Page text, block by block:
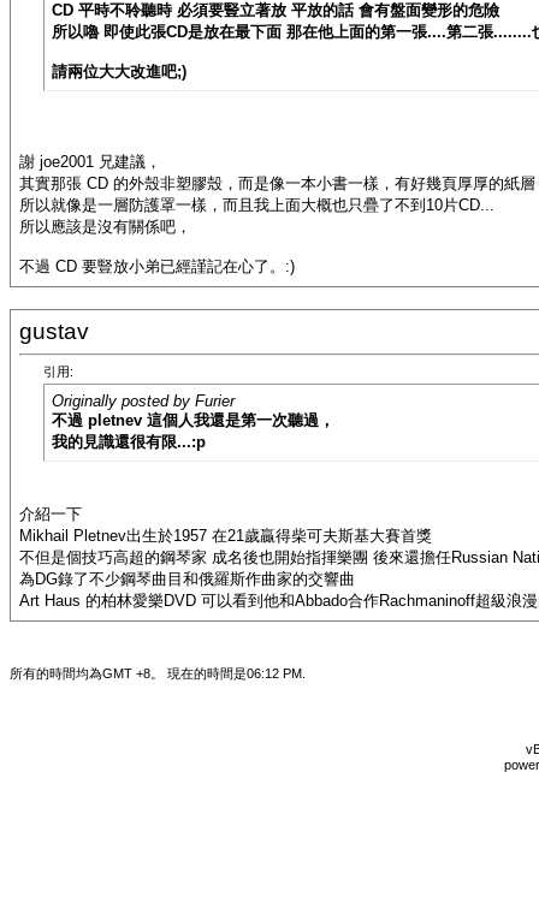
CD 平時不聆聽時 必須要豎立著放 平放的話 會有盤面變形的危險
所以嚕 即使此張CD是放在最下面 那在他上面的第一張....第二張........
請兩位大大改進吧;)
謝 joe2001 兄建議，
其實那張 CD 的外殼非塑膠殼，而是像一本小書一樣，有好幾頁厚厚的紙層
所以就像是一層防護罩一樣，而且我上面大概也只疊了不到10片CD...
所以應該是沒有關係吧，
不過 CD 要豎放小弟已經謹記在心了。:)
gustav
引用:
Originally posted by Furier
不過 pletnev 這個人我還是第一次聽過，
我的見識還很有限...:p
介紹一下
Mikhail Pletnev出生於1957 在21歲贏得柴可夫斯基大賽首獎
不但是個技巧高超的鋼琴家 成名後也開始指揮樂團 後來還擔任Russian
為DG錄了不少鋼琴曲目和俄羅斯作曲家的交響曲
Art Haus 的柏林愛樂DVD 可以看到他和Abbado合作Rachmaninoff超級浪
所有的時間均為GMT +8。 現在的時間是06:12 PM